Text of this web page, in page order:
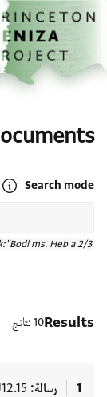
تخطي إلى المحتوى الرئيسي
الصفحة الرئيسية
Search mode
ms. Heb a 2/3"
Results10 نتائج
1 رسالة